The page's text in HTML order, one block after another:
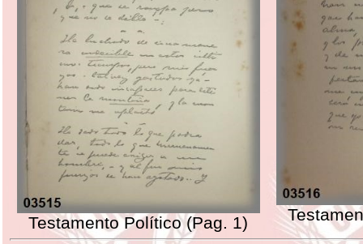
Testamento Político (Pag. 1)